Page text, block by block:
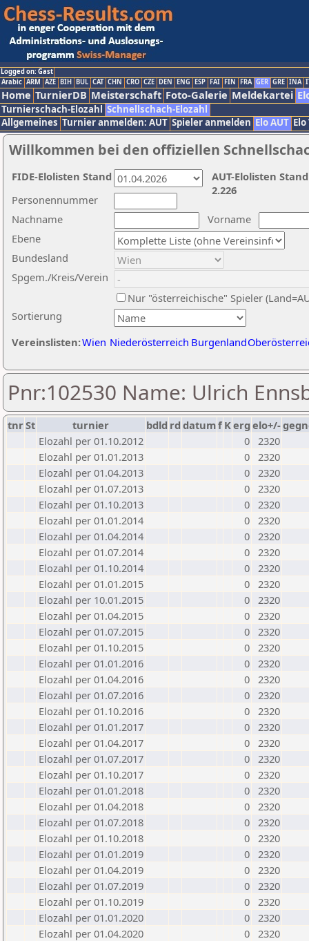
Logged on: Gast
Arabic ARM AZE BIH BUL CAT CHN CRO CZE DEN ENG ESP FAI FIN FRA GER GRE INA
Home TurnierDB Meisterschaft Foto-Galerie Meldekartei
Turnierschach-Elozahl Schnellschach-Elozahl
Allgemeines Turnier anmelden: AUT Spieler anmelden Elo AUT
Willkommen bei den offiziellen
Nachname
Vorname
Ebene
Sortierung
Personennummer
Bundesland
Spgem./Kreis/Verein
Nur "österreichische" Spieler
Vereinslisten:Wien Niederösterreich Burgenland
AUT-Elolisten
2.226
FIDE-Elolisten Stand
Pnr:102530 Name: Ulrich
tnrSt turnier bdld rd datumf Kerg elo+/-
Elozahl per 01.10.2012
0 2320
Elozahl per 01.01.2013
0 2320
Elozahl per 01.04.2013
0 2320
Elozahl per 01.07.2013
0 2320
Elozahl per 01.10.2013
0 2320
Elozahl per 01.01.2014
0 2320
Elozahl per 01.04.2014
0 2320
Elozahl per 01.07.2014
0 2320
Elozahl per 01.10.2014
0 2320
Elozahl per 01.01.2015
0 2320
Elozahl per 10.01.2015
0 2320
Elozahl per 01.04.2015
0 2320
Elozahl per 01.07.2015
0 2320
Elozahl per 01.10.2015
0 2320
Elozahl per 01.01.2016
0 2320
Elozahl per 01.04.2016
0 2320
Elozahl per 01.07.2016
0 2320
Elozahl per 01.10.2016
0 2320
Elozahl per 01.01.2017
0 2320
Elozahl per 01.04.2017
0 2320
Elozahl per 01.07.2017
0 2320
Elozahl per 01.10.2017
0 2320
Elozahl per 01.01.2018
0 2320
Elozahl per 01.04.2018
0 2320
Elozahl per 01.07.2018
0 2320
Elozahl per 01.10.2018
0 2320
Elozahl per 01.01.2019
0 2320
Elozahl per 01.04.2019
0 2320
Elozahl per 01.07.2019
0 2320
Elozahl per 01.10.2019
0 2320
Elozahl per 01.01.2020
0 2320
Elozahl per 01.04.2020
0 2320